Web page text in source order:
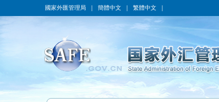
國家外匯管理局 簡體中文 繁體中文